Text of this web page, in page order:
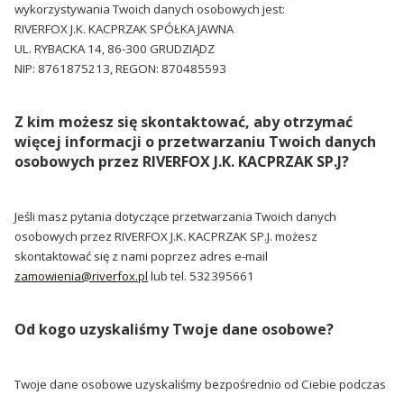
wykorzystywania Twoich danych osobowych jest:
RIVERFOX J.K. KACPRZAK SPÓŁKA JAWNA
UL. RYBACKA 14, 86-300 GRUDZIĄDZ
NIP: 8761875213, REGON: 870485593
Z kim możesz się skontaktować, aby otrzymać
więcej informacji o przetwarzaniu Twoich danych
osobowych przez RIVERFOX J.K. KACPRZAK SP.J?
Jeśli masz pytania dotyczące przetwarzania Twoich danych
osobowych przez RIVERFOX J.K. KACPRZAK SP.J. możesz
skontaktować się z nami poprzez adres e-mail
zamowienia@riverfox.pl lub tel. 532395661
Od kogo uzyskaliśmy Twoje dane osobowe?
Twoje dane osobowe uzyskaliśmy bezpośrednio od Ciebie podczas